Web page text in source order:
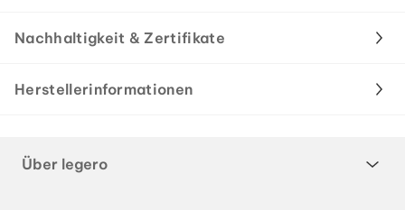
Nachhaltigkeit & Zertifikate
Herstellerinformationen
Über legero